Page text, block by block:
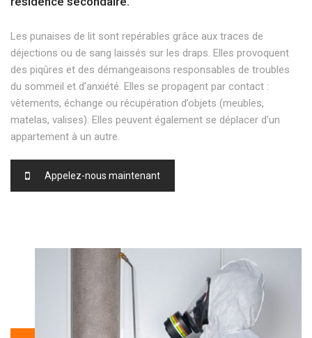
Les punaises de lit sont repérables grâce aux traces de
déjections ou de sang laissés sur les draps. Elles provoquent
des piqûres et des démangeaisons responsables de troubles
du sommeil et d’anxiété. Elles se propagent par contact :
vêtements, échange ou récupération d’objets (meubles,
matelas, valises). Elles peuvent également se déplacer d’un
appartement à un autre.
Appelez-nous maintenant